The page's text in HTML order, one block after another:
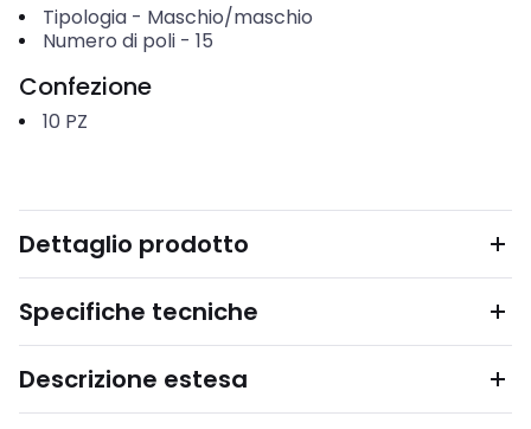
Tipologia- Maschio/maschio
Numero di poli- 15
Confezione
10 PZ
Dettaglio prodotto
Specifiche tecniche
Descrizione estesa